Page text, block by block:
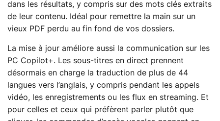
dans les résultats, y compris sur des mots clés extraits
de leur contenu. Idéal pour remettre la main sur un
vieux PDF perdu au fin fond de vos dossiers.
La mise à jour améliore aussi la communication sur les
PC Copilot+. Les sous-titres en direct prennent
désormais en charge la traduction de plus de 44
langues vers l’anglais, y compris pendant les appels
vidéo, les enregistrements ou les flux en streaming. Et
pour celles et ceux qui préfèrent parler plutôt que